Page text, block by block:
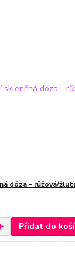
dóza - růžová/
Přidat do